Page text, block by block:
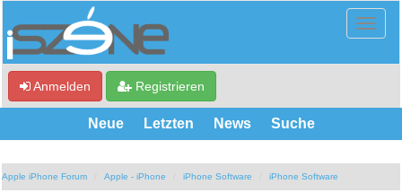
Anmelden Registrieren
Neue Letzten News Suche
Apple iPhone Forum Apple - iPhone iPhone Software iPhone Software